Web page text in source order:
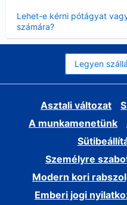
Lehet-e kérni pótágyat
számára?
Legyen
Asztali változat
A munkamenetünk
Személyre
Modern kori
Emberi jogi